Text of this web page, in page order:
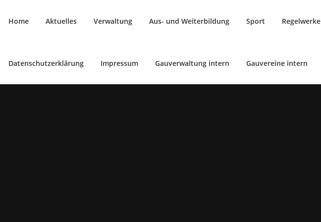
InhaltHome Aktuelles Verwaltung Aus- und Weiterbildung Sport Regelwerke
Datenschutzerklärung Impressum Gauverwaltung intern Gauvereine intern